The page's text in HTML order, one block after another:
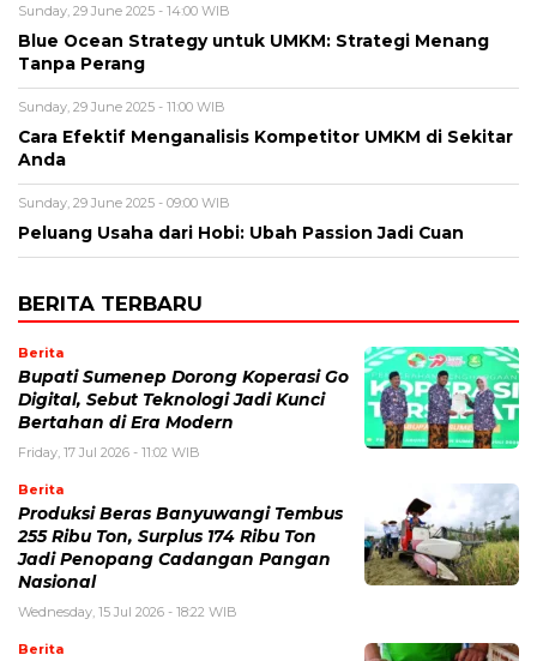
Sunday, 29 June 2025 - 14:00 WIB
Blue Ocean Strategy untuk UMKM: Strategi Menang
Tanpa Perang
Sunday, 29 June 2025 - 11:00 WIB
Cara Efektif Menganalisis Kompetitor UMKM di Sekitar
Anda
Sunday, 29 June 2025 - 09:00 WIB
Peluang Usaha dari Hobi: Ubah Passion Jadi Cuan
BERITA TERBARU
Berita
Bupati Sumenep Dorong Koperasi Go
Digital, Sebut Teknologi Jadi Kunci
Bertahan di Era Modern
Friday, 17 Jul 2026 - 11:02 WIB
Berita
Produksi Beras Banyuwangi Tembus
255 Ribu Ton, Surplus 174 Ribu Ton
Jadi Penopang Cadangan Pangan
Nasional
Wednesday, 15 Jul 2026 - 18:22 WIB
Berita